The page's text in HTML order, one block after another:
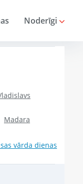
Noderīgi
Madara
vārda dienas